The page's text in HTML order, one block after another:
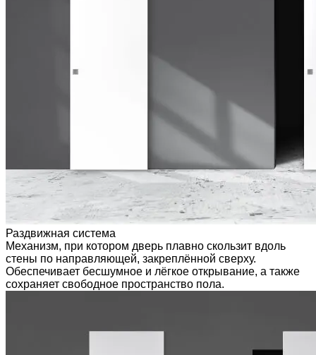
Раздвижная система
Механизм, при котором дверь плавно скользит вдоль
стены по направляющей, закреплённой сверху.
Обеспечивает бесшумное и лёгкое открывание, а также
сохраняет свободное пространство пола.